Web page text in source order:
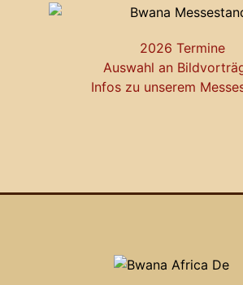
2026 Termine
Auswahl an
Infos zu unserem